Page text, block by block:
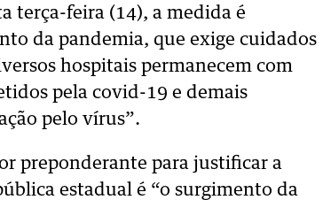
terça-feira (14), a medida é
da pandemia, que exige cuidados
hospitais permanecem com
pela covid-19 e demais
pelo vírus”.
preponderante para justificar a
estadual é “o surgimento da